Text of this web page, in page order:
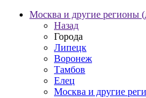
Москва и другие регионы
Назад
Города
Липецк
Воронеж
Тамбов
Елец
Москва и другие